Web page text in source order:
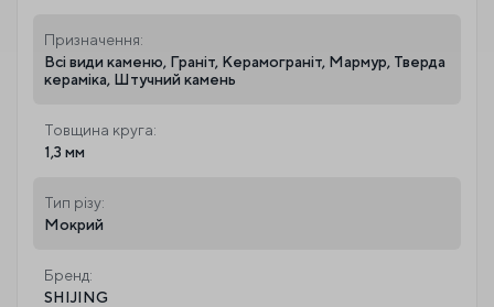
Призначення:
Всі види каменю, Граніт, Керамограніт, Мармур, Тверда
кераміка, Штучний камень
Товщина круга:
1,3 мм
Тип різу:
Мокрий
Бренд:
SHIJING